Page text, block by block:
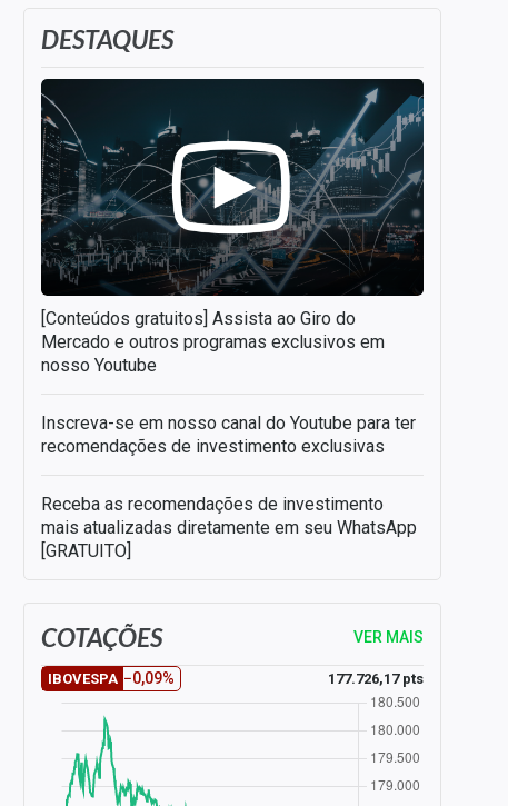
DESTAQUES
[Conteúdos gratuitos] Assista ao Giro do
Mercado e outros programas exclusivos em
nosso Youtube
Inscreva-se em nosso canal do Youtube para ter
recomendações de investimento exclusivas
Receba as recomendações de investimento
mais atualizadas diretamente em seu WhatsApp
[GRATUITO]
COTAÇÕES VER MAIS
IBOVESPA −0,09% 177.726,17 pts